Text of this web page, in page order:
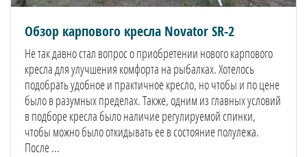
Обзор карпового кресла Novator SR-2
Не так давно стал вопрос о приобретении нового карпового
кресла для улучшения комфорта на рыбалках. Хотелось
подобрать удобное и практичное кресло, но чтобы и по цене
было в разумных пределах. Также, одним из главных условий
в подборе кресла было наличие регулируемой спинки,
чтобы можно было откидывать ее в состояние полулежа.
После ...